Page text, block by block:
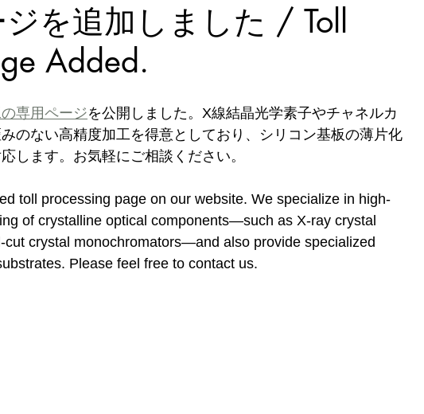
ジを追加しました / Toll
Added.
専用ページを公開しました。X線結晶光学素子やチャネルカ
のない高精度加工を得意としており、シリコン基板の薄片化
します。お気軽にご相談ください。
toll processing page on our website. We specialize in high-
of crystalline optical components—such as X‑ray crystal
crystal monochromators—and also provide specialized
Please feel free to contact us.